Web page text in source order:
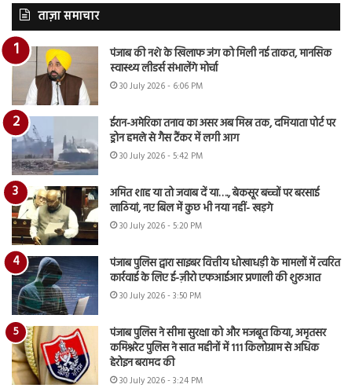
ताज़ा समाचार
पंजाब की नशे के खिलाफ जंग को मिली नई ताकत, मानसिक
स्वास्थ्य लीडर्स संभालेंगे मोर्चा
30 July 2026 - 6:06 PM
ईरान-अमेरिका तनाव का असर अब मिस्र तक, दमियाता पोर्ट पर
ड्रोन हमले से गैस टैंकर में लगी आग
30 July 2026 - 5:42 PM
अमित शाह या तो जवाब दें या…., बेकसूर बच्चों पर बरसाई
लाठियां, नए बिल में कुछ भी नया नहीं- खड़गे
30 July 2026 - 5:20 PM
पंजाब पुलिस द्वारा साइबर वित्तीय धोखाधड़ी के मामलों में त्वरित
कार्रवाई के लिए ई-ज़ीरो एफआईआर प्रणाली की शुरुआत
30 July 2026 - 3:50 PM
पंजाब पुलिस ने सीमा सुरक्षा को और मजबूत किया, अमृतसर
कमिश्नरेट पुलिस ने सात महीनों में 111 किलोग्राम से अधिक
हेरोइन बरामद की
30 July 2026 - 3:24 PM